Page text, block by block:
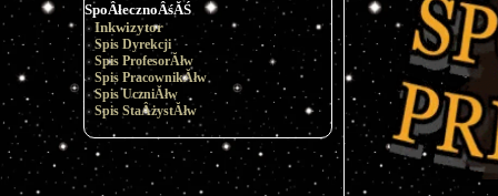
SpoÂłecznoÂśĂŚ
Inkwizytor
Spis Dyrekcji
Spis ProfesorĂłw
Spis PracownikĂłw
Spis UczniĂłw
Spis StaÂżystĂłw